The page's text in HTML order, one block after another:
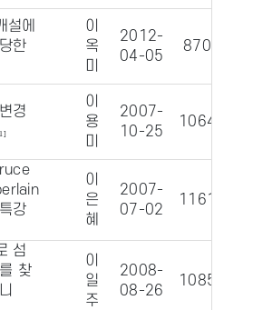
설에
한
이
옥
미
2012-
04-05
8707
경
이
용
미
2007-
10-25
10645
강
이
은
혜
2007-
07-02
11616
섬
찾
이
일
주
2008-
08-26
10850